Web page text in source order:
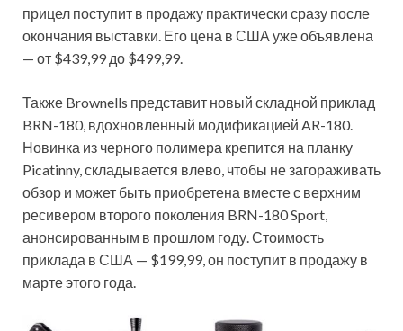
прицел поступит в продажу практически сразу после
окончания выставки. Его цена в США уже объявлена
— от $439,99 до $499,99.
Также Brownells представит новый складной приклад
BRN-180, вдохновленный модификацией AR-180.
Новинка из черного полимера крепится на планку
Picatinny, складывается влево, чтобы не загораживать
обзор и может быть приобретена вместе с верхним
ресивером второго поколения BRN-180 Sport,
анонсированным в прошлом году. Стоимость
приклада в США — $199,99, он поступит в продажу в
марте этого года.